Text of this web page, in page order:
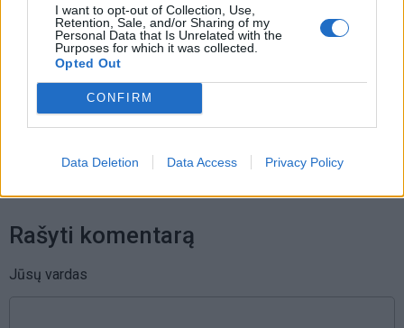
I want to opt-out of Collection, Use,
Retention, Sale, and/or Sharing of my
Personal Data that Is Unrelated with the
Purposes for which it was collected.
Opted Out
CONFIRM
Data Deletion Data Access Privacy Policy
Raktažodžiai Vytautas VALEVIČIUS
Komentarai
Rašyti komentarą
Jūsų vardas